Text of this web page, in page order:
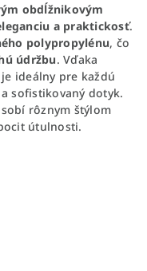
obdĺžnikovým
a praktickosť.
polypropylénu, čo
údržbu. Vďaka
ideálny pre každú
sofistikovaný dotyk.
rôznym štýlom
útulnosti.